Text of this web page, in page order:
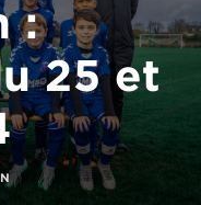
:
25 et